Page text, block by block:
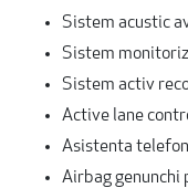
Sistem acustic
Sistem
Sistem activ
Active lane
Asistenta
Airbag genunchi